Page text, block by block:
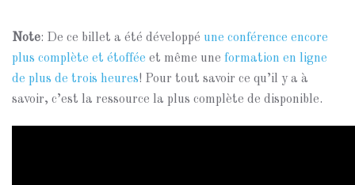
Note: De ce billet a été développé une conférence encore
plus complète et étoffée et même une formation en ligne
de plus de trois heures! Pour tout savoir ce qu’il y a à
savoir, c’est la ressource la plus complète de disponible.